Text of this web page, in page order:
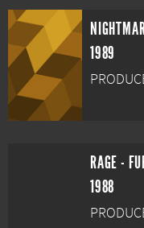
1989
RAGE -
1988